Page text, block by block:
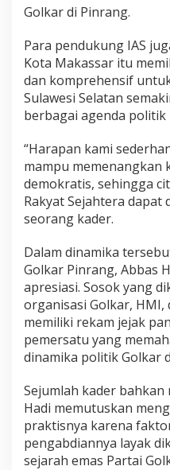
d
i
i
s
e
b
u
t
a
y
a
k
D
b
a
d
i
k
a
n
d
e
g
a
"
T
i
Golkar di Pinrang.
Para pendukung IAS
Kota Makassar itu
dan komprehensif
Sulawesi Selatan
berbagai agenda politik
“Harapan kami
mampu memenangkan
demokratis, sehingga
Rakyat Sejahtera dapat
seorang kader.
Dalam dinamika
Golkar Pinrang, Abbas
apresiasi. Sosok yang
organisasi Golkar, HMI,
memiliki rekam jejak
pemersatu yang
dinamika politik Golkar
Sejumlah kader bahkan
Hadi memutuskan
praktisnya karena
pengabdiannya layak
sejarah emas Partai